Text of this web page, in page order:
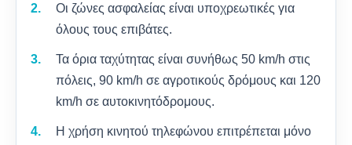
Οι ζώνες ασφαλείας είναι υποχρεωτικές για
όλους τους επιβάτες.
Τα όρια ταχύτητας είναι συνήθως 50 km/h στις
πόλεις, 90 km/h σε αγροτικούς δρόμους και 120
km/h σε αυτοκινητόδρομους.
Η χρήση κινητού τηλεφώνου επιτρέπεται μόνο